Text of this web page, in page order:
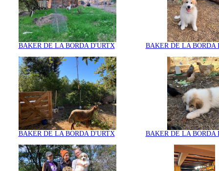
BAKER DE LA BORDA D'URTX BAKER DE LA BORDA
BAKER DE LA BORDA D'URTX BAKER DE LA BORDA